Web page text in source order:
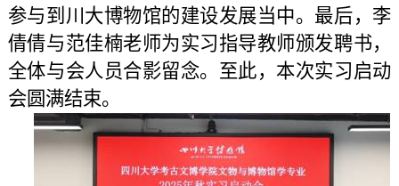
参与到川大博物馆的建设发展当中。最后，李
倩倩与范佳楠老师为实习指导教师颁发聘书，
全体与会人员合影留念。至此，本次实习启动
会圆满结束。